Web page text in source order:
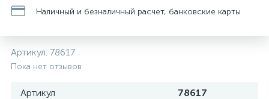
Наличный и безналичный расчет, банковские карты
Артикул: 78617
Пока нет отзывов
Артикул
78617